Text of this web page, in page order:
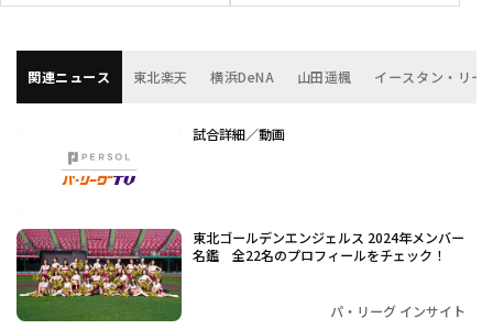
関連ニュース 東北楽天 横浜DeNA 山田遥楓 イースタン・リー
試合詳細／動画
東北ゴールデンエンジェルス 2024年メンバー
名鑑 全22名のプロフィールをチェック！
パ・リーグ インサイト